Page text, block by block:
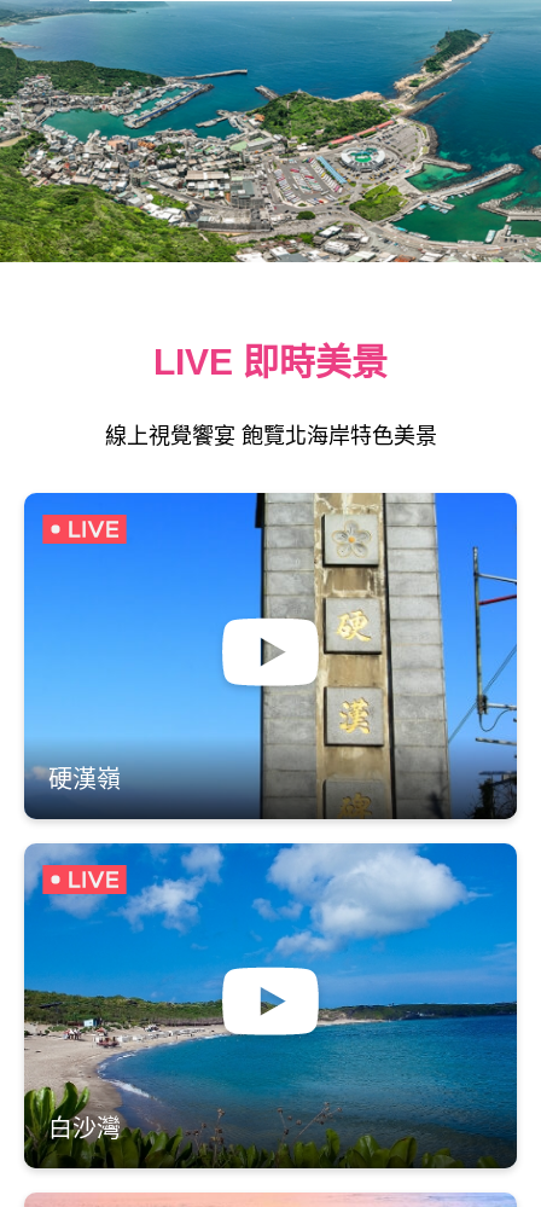
LIVE 即時美景
線上視覺饗宴 飽覽北海岸特色美景
硬漢嶺
白沙灣